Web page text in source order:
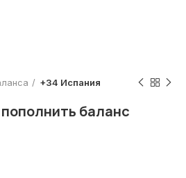
+34 Испания
баланс